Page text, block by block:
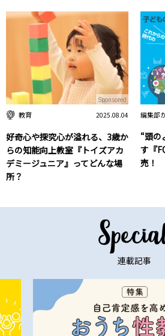
教育 2025.08.04
好奇心や探究心が溢れる、3歳か
らの知能向上教室『トイズアカ
デミージュニア』ってどんな場
所？
Sponsored
編集部
“頭の
す『
売！
連載記事